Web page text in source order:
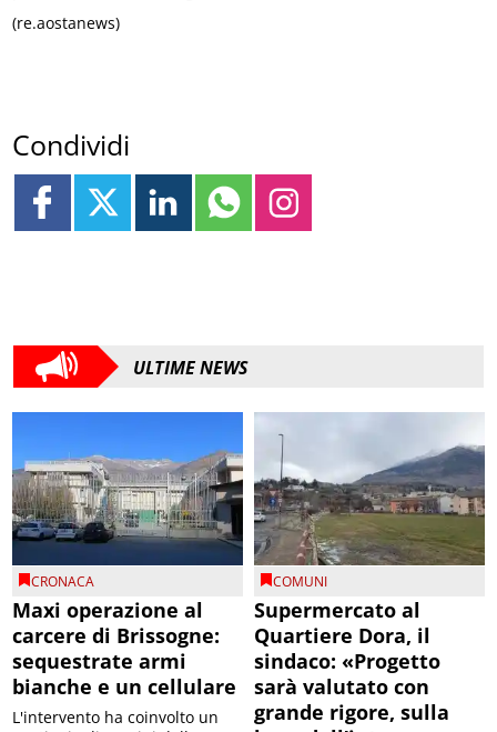
(re.aostanews)
Condividi
ULTIME NEWS
CRONACA
Maxi operazione al
carcere di Brissogne:
sequestrate armi
bianche e un cellulare
L'intervento ha coinvolto un
COMUNI
Supermercato al
Quartiere Dora, il
sindaco: «Progetto
sarà valutato con
grande rigore, sulla